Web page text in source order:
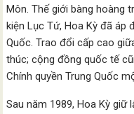
Môn. Thế giới bàng hoàng
kiện Lục Tứ, Hoa Kỳ đã áp
Quốc. Trao đổi cấp cao
thúc; cộng đồng quốc tế
Chính quyền Trung Quốc
Sau năm 1989, Hoa Kỳ